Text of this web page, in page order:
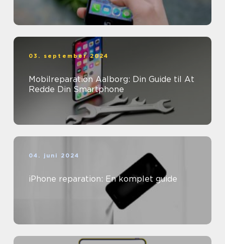
03. september 2024
Mobilreparation Aalborg: Din Guide til At
Redde Din Smartphone
04. juni 2024
iPhone reparation: En komplet guide